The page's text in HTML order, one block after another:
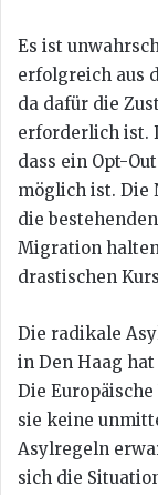
Es ist
erfolgreich aus
da dafür die
erforderlich ist.
dass ein Opt-
möglich ist. Die
die
Migration
drastischen
Die radikale
in Den Haag
Die
sie keine
Asylregeln
sich die